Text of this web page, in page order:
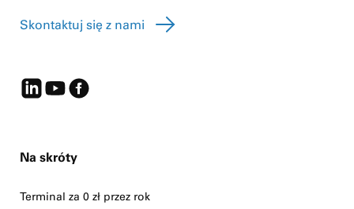
Skontaktuj się z nami
Na skróty
Terminal za 0 zł przez rok